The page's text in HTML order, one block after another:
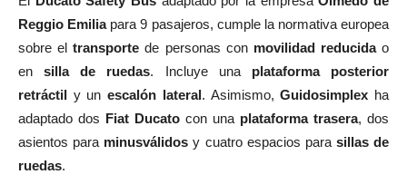
Reggio Emilia para 9 pasajeros, cumple la normativa europea
sobre eltransportede personas con movilidad reducida o
ensilla de ruedas. Incluye una plataforma posterior
retráctil y un escalón lateral. Asimismo,Guidosimplex ha
adaptado dos Fiat Ducato con una plataforma trasera, dos
asientos para minusválidosy cuatro espacios parasillas de
ruedas.